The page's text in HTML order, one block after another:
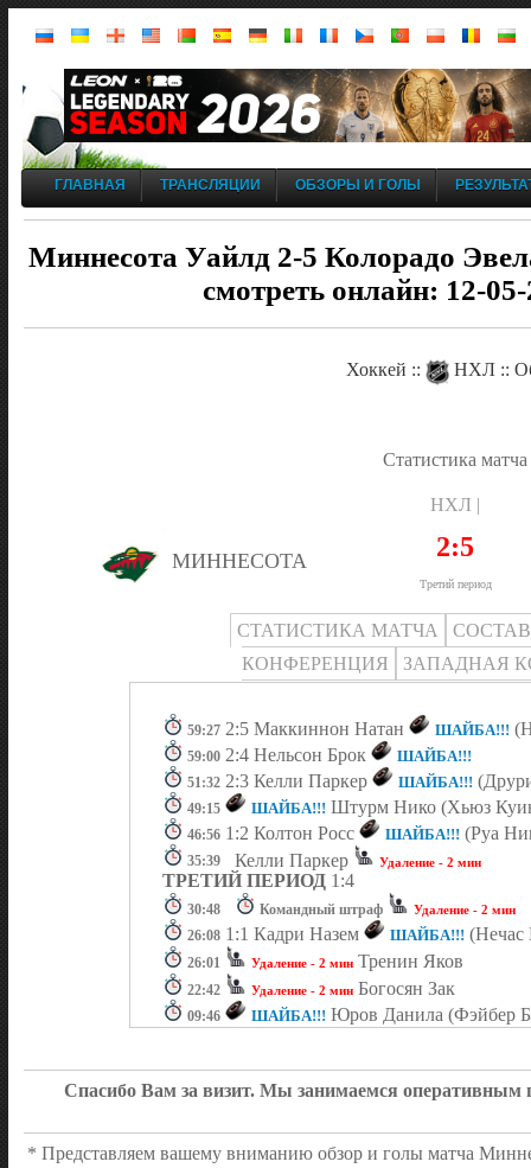
ГЛАВНАЯ ТРАНСЛЯЦИИ ОБЗОРЫ И ГОЛЫ
Миннесота Уайлд 2-5 Колорадо
смотреть онлайн: 12-
Хоккей :: НХЛ ::
Статистика матча
НХЛ |
МИННЕСОТА 2:5
Третий период
СТАТИСТИКА МАТЧА
КОНФЕРЕНЦИЯ
ЗАПАДНАЯ
59:27 2:5 Маккиннон Натан ШАЙБА!!!
59:00 2:4 Нельсон Брок ШАЙБА!!!
51:32 2:3 Келли Паркер ШАЙБА!!!
49:15 ШАЙБА!!! Штурм Нико (Хьюз
46:56 1:2 Колтон Росс ШАЙБА!!! (Руа
35:39 Келли Паркер Удаление - 2 мин
ТРЕТИЙ ПЕРИОД 1:4
30:48 Командный штраф Удаление - 2 мин
26:08 1:1 Кадри Назем ШАЙБА!!! (Нечас
26:01 Удаление - 2 мин Тренин Яков
22:42 Удаление - 2 мин Богосян Зак
09:46 ШАЙБА!!! Юров Данила (Фэйбер
07:07Мэнсон Джош Удаление - 2 мин
Колтон Росс
Спасибо Вам за визит. Мы занимаемся оперативным
* Представляем вашему вниманию обзор и голы матча